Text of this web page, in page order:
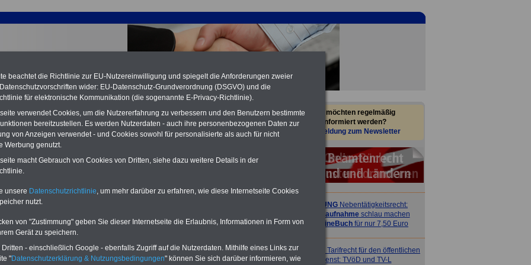
Arbeitsverträge
Zum Komplettpreis von nur 15,00
wichtigen Fragen zum Öffentlichen
Dienst:
Sie möchten regelmäßig
informiert werden?
Anmeldung zum Newsletter
ACHTUNG Nebentätigkeitsrecht:
vor Jobaufnahmeschlau machen
>>>
OnlineBuch für nur 7,50 Euro
ACHTUNG
Tarifrecht für den öffentlichen
Dienst: TVöD und TV-L
beachtet die Richtlinie zur EU-Nutzereinwilligung und spiegelt die Anforderungen zweier
wider: EU-Datenschutz-Grundverordnung (DSGVO) und die
für elektronische Kommunikation (die sogenannte E-Privacy-Richtlinie).
verwendet Cookies, um die Nutzererfahrung zu verbessern und den Benutzern bestimmte
bereitzustellen. Es werden Nutzerdaten - auch ihre personenbezogenen Daten zur
von Anzeigen verwendet - und Cookies sowohl für personalisierte als auch für nicht
Werbung genutzt.
macht Gebrauch von Cookies von Dritten, siehe dazu weitere Details in der
unsere Datenschutzrichtlinie, um mehr darüber zu erfahren, wie diese Internetseite Cookies
nutzt.
von "Zustimmung" geben Sie dieser Internetseite die Erlaubnis, Informationen in Form von
Gerät zu speichern.
- einschließlich Google - ebenfalls Zugriff auf die Nutzerdaten. Mithilfe eines Links zur
"Datenschutzerklärung & Nutzungsbedingungen" können Sie sich darüber informieren, wie